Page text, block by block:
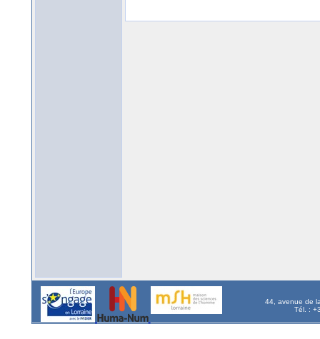
44, avenue de
Tél. :